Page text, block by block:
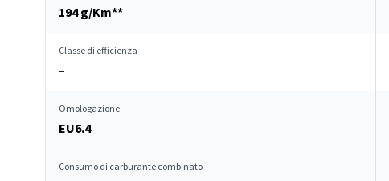
194 g/Km**
Classe di efficienza
–
Omologazione
EU6.4
Consumo di carburante combinato